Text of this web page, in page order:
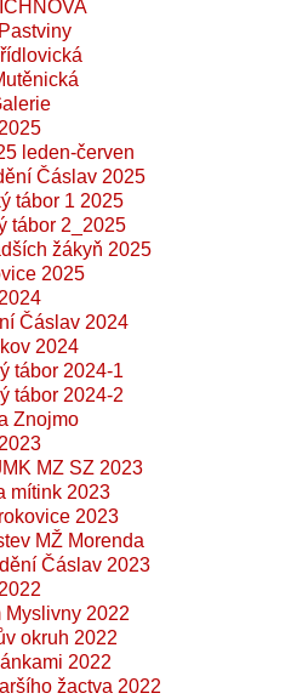
2025
leden-červen
Čáslav 2025
tábor 1 2025
tábor 2_2025
žákyň 2025
2025
2024
Čáslav 2024
2024
tábor 2024-1
tábor 2024-2
Znojmo
2023
MZ SZ 2023
mítink 2023
2023
MŽ Morenda
Čáslav 2023
2022
Myslivny 2022
okruh 2022
2022
žactva 2022